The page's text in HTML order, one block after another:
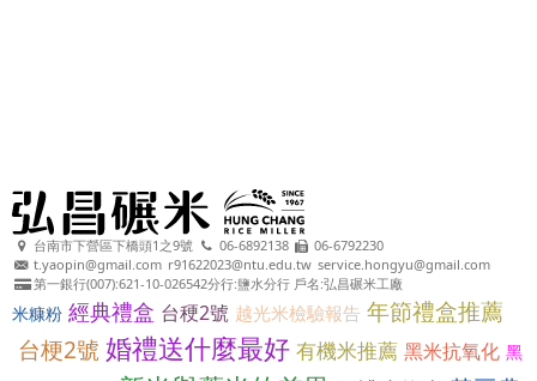
台南市下營區下橋頭1之9號 06-6892138
06-6792230
t.yaopin@gmail.com r91622023@ntu.edu.tw service.hongyu@gmail.com
第一銀行(007):621-10-026542分行:鹽水分行 戶名:弘昌碾米工廠
米糠粉 經典禮盒 台稉2號 越光米檢驗報告 年節禮盒推薦
台梗2號 婚禮送什麼最好 有機米推薦 黑米抗氧化 黑